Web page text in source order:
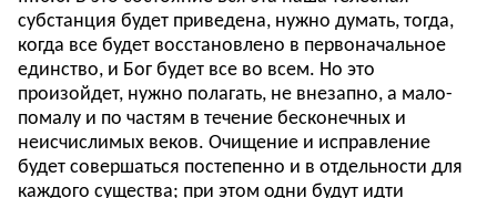
субстанция будет приведена, нужно думать, тогда,
когда все будет восстановлено в первоначальное
единство, и Бог будет все во всем. Но это
произойдет, нужно полагать, не внезапно, а мало-
помалу и по частям в течение бесконечных и
неисчислимых веков. Очищение и исправление
будет совершаться постепенно и в отдельности для
каждого существа; при этом одни будут идти